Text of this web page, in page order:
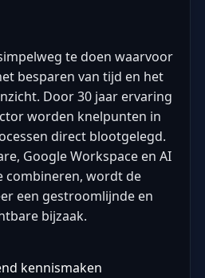
te doen waarvoor
besparen van tijd en het
Door 30 jaar ervaring
worden knelpunten in
direct blootgelegd.
Google Workspace en AI
combineren, wordt de
een gestroomlijnde en
bijzaak.
kennismaken